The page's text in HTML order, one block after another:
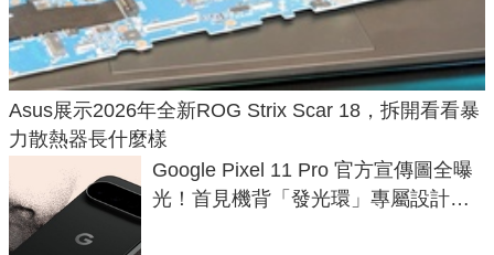
Asus展示2026年全新ROG Strix Scar 18，拆開看看暴
力散熱器長什麼樣
Google Pixel 11 Pro 官方宣傳圖全曝
光！首見機背「發光環」專屬設計、